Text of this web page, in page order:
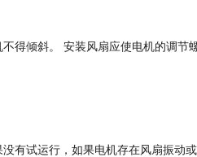
得倾斜。 安装风扇应使电机的调节
有试运行，如果电机存在风扇振动